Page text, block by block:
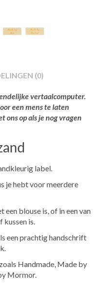
(0)
vertaalcomputer.
een mens te laten
ons op als je nog vragen
label.
je hebt voor meerdere
een blouse is, of in een van
is.
een prachtig handschrift
Handmade, Made by
Mormor.